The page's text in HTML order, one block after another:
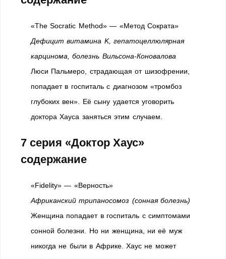
«The Socratic Method» — «Метод Сократа»
Дефицит витамина K, гепатоцеллюлярная
карцинома, болезнь Вильсона-Коновалова
Люси Пальмеро, страдающая от шизофрении,
попадает в госпиталь с диагнозом «тромбоз
глубоких вен». Её сыну удается уговорить
доктора Хауса заняться этим случаем.
7 серия «Доктор Хаус»
содержание
«Fidelity» — «Верность»
Африканский трипаносомоз (сонная болезнь)
Женщина попадает в госпиталь с симптомами
сонной болезни. Но ни женщина, ни её муж
никогда не были в Африке. Хаус не может